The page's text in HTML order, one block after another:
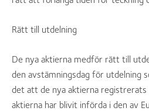
Rätt till utdelning
De nya aktierna medför rätt till
den avstämningsdag för utdelning
det att de nya aktierna registrerats
aktierna har blivit införda i den av